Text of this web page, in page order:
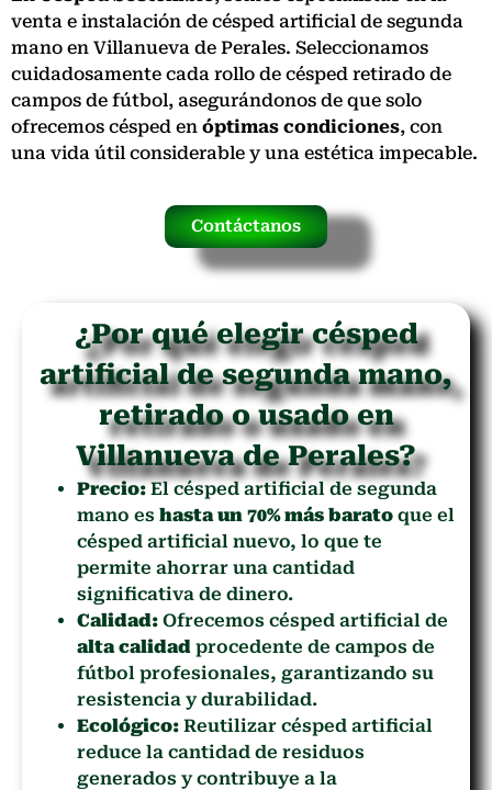
venta e instalación de césped artificial de segunda
mano en Villanueva de Perales. Seleccionamos
cuidadosamente cada rollo de césped retirado de
campos de fútbol, asegurándonos de que solo
ofrecemos césped en óptimas condiciones, con
una vida útil considerable y una estética impecable.
Contáctanos
¿Por qué elegir césped
artificial de segunda mano,
retirado o usado en
Villanueva de Perales?
Precio:El césped artificial de segunda
mano es hasta un 70% más barato que el
césped artificial nuevo, lo que te
permite ahorrar una cantidad
significativa de dinero.
Calidad: Ofrecemos césped artificial de
alta calidad procedente de campos de
fútbol profesionales, garantizando su
resistencia y durabilidad.
Ecológico: Reutilizar césped artificial
reduce la cantidad de residuos
generados y contribuye a la